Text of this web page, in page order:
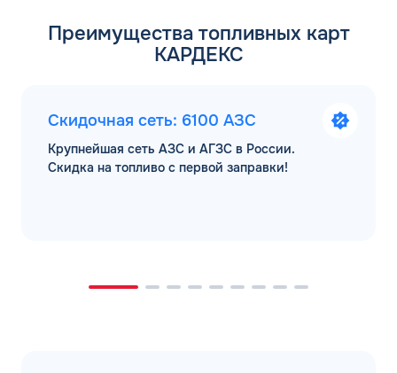
Преимущества топливных карт
КАРДЕКС
Скидочная сеть: 6100 АЗС
Крупнейшая сеть АЗС и АГЗС в России.
Скидка на топливо с первой заправки!